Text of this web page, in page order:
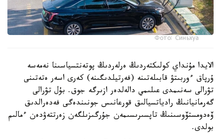
Фото: Синьхуа
الايدا مۇنداي كولىكتەردىڭ ەرلەردىڭ پوتەنتسياسىنا نەمەسە
ۇرپاق ءوربىتۋ قابىلەتىنە (فەرتيلدىگىنە) كەرى اسەر ەتەتىنى
تۋرالى سەنىمدى عىلىمي دالەلدەر ازىرگە جوق. بۇل تۋرالى
گەرمانيانىڭ رادياتسيالىق قورعانىس جونىندەگى فەدەرالدىق
ۆەدومستۆوسىنىڭ تاپسىرىسىمەن جۇرگىزىلگەن زەرتتەۋدەن ءمالىم
بولدى.